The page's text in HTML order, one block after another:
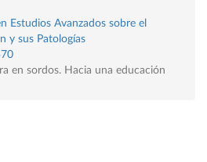
Estudios Avanzados sobre el
y sus Patologías
en sordos. Hacia una educación